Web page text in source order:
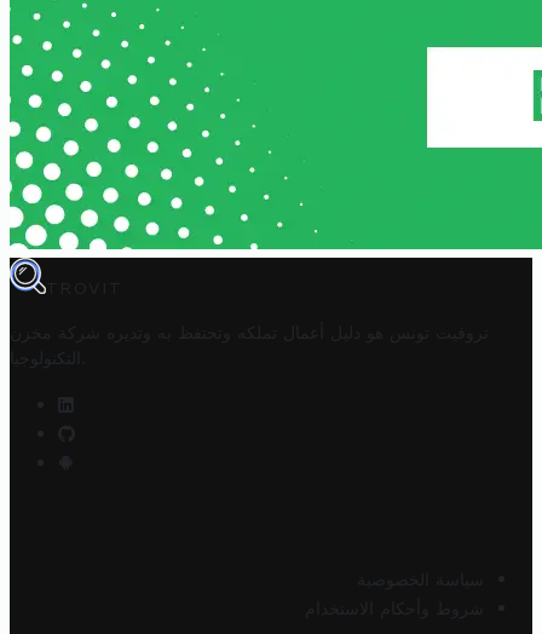
TROVIT
تروفيت تونس هو دليل أعمال تملكه وتحتفظ به وتديره
شركة مخزن
التكنولوجيا
سياسة الخصوصية
شروط وأحكام الاستخدام